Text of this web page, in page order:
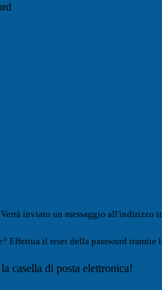
Verrà inviato un messaggio all'indirizzo
Effettua il reset della password tramite
casella di posta elettronica!